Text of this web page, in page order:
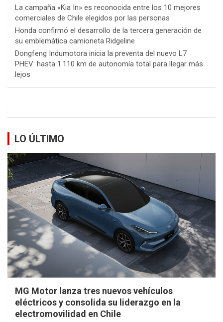
La campaña «Kia In» es reconocida entre los 10 mejores
comerciales de Chile elegidos por las personas
Honda confirmó el desarrollo de la tercera generación de
su emblemática camioneta Ridgeline
Dongfeng Indumotora inicia la preventa del nuevo L7
PHEV: hasta 1.110 km de autonomía total para llegar más
lejos
LO ÚLTIMO
MG Motor lanza tres nuevos vehículos
eléctricos y consolida su liderazgo en la
electromovilidad en Chile